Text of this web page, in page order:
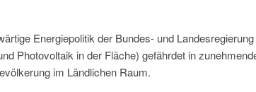
Energiepolitik der Bundes- und
Photovoltaik in der Fläche) gefährdet in
im Ländlichen Raum.